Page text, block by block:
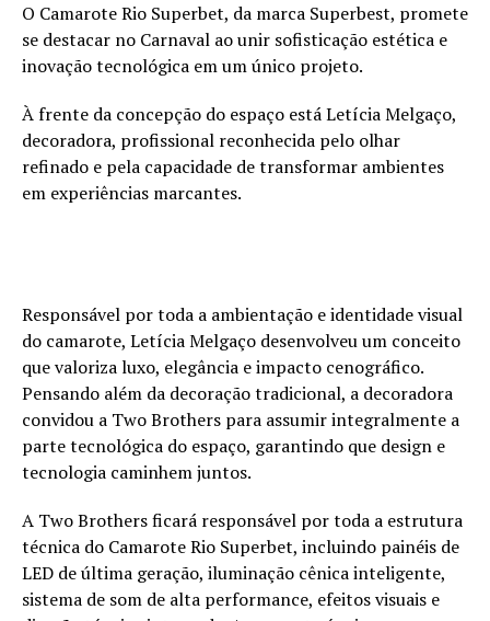
O Camarote Rio Superbet, da marca Superbest, promete
se destacar no Carnaval ao unir sofisticação estética e
inovação tecnológica em um único projeto.
À frente da concepção do espaço está Letícia Melgaço,
decoradora, profissional reconhecida pelo olhar
refinado e pela capacidade de transformar ambientes
em experiências marcantes.
Responsável por toda a ambientação e identidade visual
do camarote, Letícia Melgaço desenvolveu um conceito
que valoriza luxo, elegância e impacto cenográfico.
Pensando além da decoração tradicional, a decoradora
convidou a Two Brothers para assumir integralmente a
parte tecnológica do espaço, garantindo que design e
tecnologia caminhem juntos.
A Two Brothers ficará responsável por toda a estrutura
técnica do Camarote Rio Superbet, incluindo painéis de
LED de última geração, iluminação cênica inteligente,
sistema de som de alta performance, efeitos visuais e